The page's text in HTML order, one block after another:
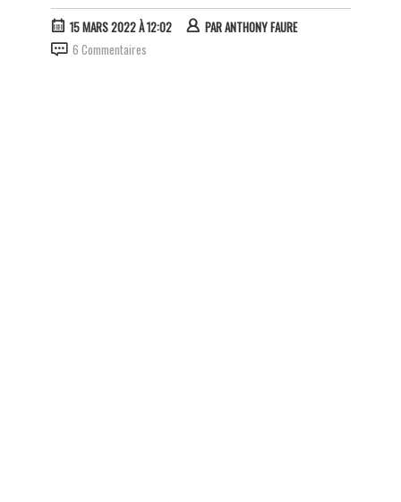
15 MARS 2022 À 12:02 PARANTHONY FAURE
6 Commentaires